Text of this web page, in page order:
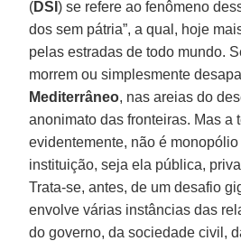
(DSI) se refere ao fenômeno
dos sem pátria”, a qual, hoje
pelas estradas de todo mundo.
morrem ou simplesmente
Mediterrâneo, nas areias do
anonimato das fronteiras. Mas a
evidentemente, não é
instituição, seja ela pública,
Trata-se, antes, de um desafio
envolve várias instâncias das
do governo, da sociedade civil,